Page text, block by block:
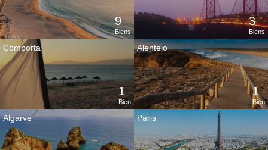
9
Biens
3
Biens
Comporta
1
Bien
Alentejo
1
Bien
Algarve Paris